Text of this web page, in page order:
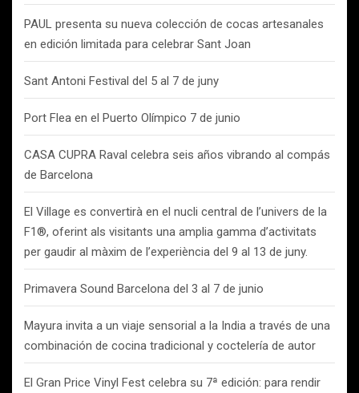
PAUL presenta su nueva colección de cocas artesanales
en edición limitada para celebrar Sant Joan
Sant Antoni Festival del 5 al 7 de juny
Port Flea en el Puerto Olímpico 7 de junio
CASA CUPRA Raval celebra seis años vibrando al compás
de Barcelona
El Village es convertirà en el nucli central de l’univers de la
F1®, oferint als visitants una amplia gamma d’activitats
per gaudir al màxim de l’experiència del 9 al 13 de juny.
Primavera Sound Barcelona del 3 al 7 de junio
Mayura invita a un viaje sensorial a la India a través de una
combinación de cocina tradicional y coctelería de autor
El Gran Price Vinyl Fest celebra su 7ª edición: para rendir